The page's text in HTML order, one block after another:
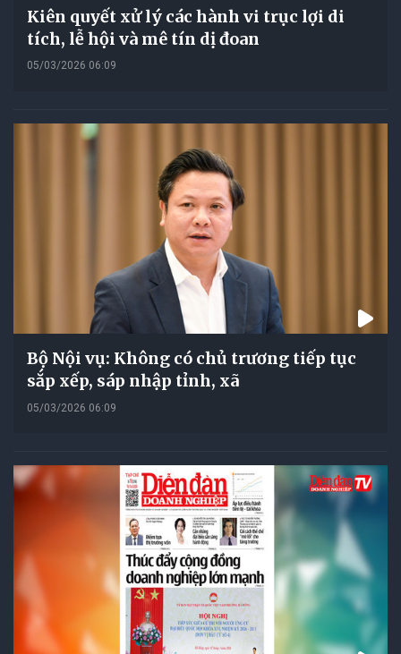
Kiên quyết xử lý các hành vi trục lợi di
tích, lễ hội và mê tín dị đoan
05/03/2026 06:09
Bộ Nội vụ: Không có chủ trương tiếp tục
sắp xếp, sáp nhập tỉnh, xã
05/03/2026 06:09